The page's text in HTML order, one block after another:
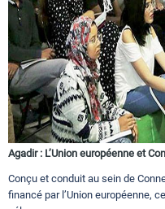
Agadir : L’Union européenne et
Conçu et conduit au sein de
financé par l’Union européenne,